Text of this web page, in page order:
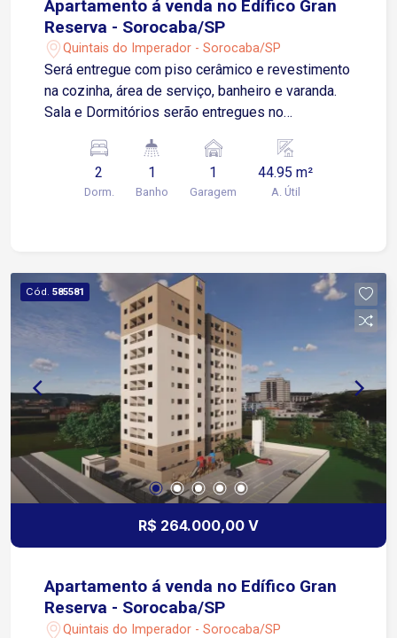
Apartamento á venda no Edífico Gran
Reserva - Sorocaba/SP
Quintais do Imperador - Sorocaba/SP
Será entregue com piso cerâmico e revestimento
na cozinha, área de serviço, banheiro e varanda.
Sala e Dormitórios serão entregues no
Garagem Descoberta e Fixa para um veículo de
pequeno ou médio porte Condomínio: torre única,
2 elevadores, playground, salão de festas.
2
Dorm.
1
Banho
1
Garagem
44.95 m²
A. Útil
Cód. 585581
R$ 264.000,00 V
Apartamento á venda no Edífico Gran
Reserva - Sorocaba/SP
Quintais do Imperador - Sorocaba/SP